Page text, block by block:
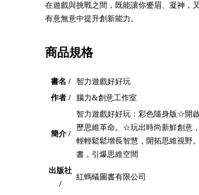
在遊戲與挑戰之間，既能讓你蹙眉、凝神，
有意無意中提升創新能力。
商品規格
書名 /
智力遊戲好好玩
作者 /
腦力&創意工作室
簡介 /
智力遊戲好好玩：彩色隨身版☆開
歷思維革命。☆玩出時尚新鮮創意
輕輕鬆鬆增長智慧，開拓思維視野
書，引爆思維空間
出版社
/
紅螞蟻圖書有限公司